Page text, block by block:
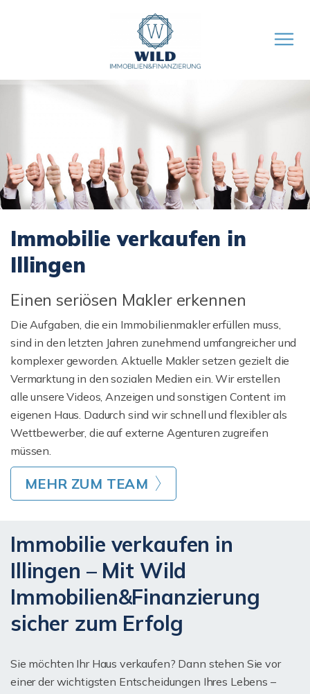
Immobilie verkaufen in
Illingen
Einen seriösen Makler erkennen
Die Aufgaben, die ein Immobilienmakler erfüllen muss,
sind in den letzten Jahren zunehmend umfangreicher und
komplexer geworden. Aktuelle Makler setzen gezielt die
Vermarktung in den sozialen Medien ein. Wir erstellen
alle unsere Videos, Anzeigen und sonstigen Content im
eigenen Haus. Dadurch sind wir schnell und flexibler als
Wettbewerber, die auf externe Agenturen zugreifen
müssen.
MEHR ZUM TEAM
Immobilie verkaufen in
Illingen – Mit Wild
Immobilien&Finanzierung
sicher zum Erfolg
Sie möchten Ihr Haus verkaufen? Dann stehen Sie vor
einer der wichtigsten Entscheidungen Ihres Lebens –